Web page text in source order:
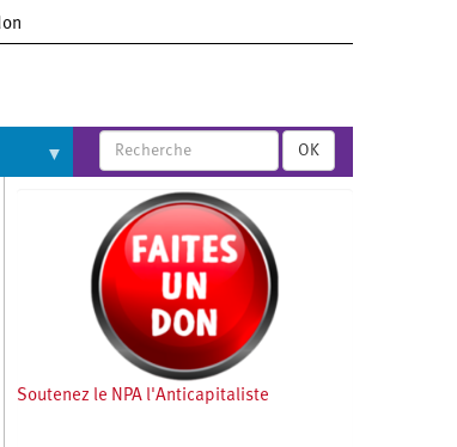
OK
Soutenez le NPA l'Anticapitaliste